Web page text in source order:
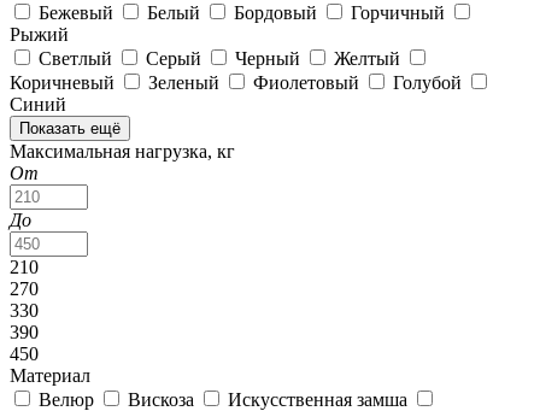
Бежевый
Белый Бордовый
Горчичный
Рыжий
Светлый
Серый Черный
Желтый
Коричневый
Зеленый Фиолетовый
Голубой
Синий
Показать ещё
Максимальная нагрузка, кг
От
До
210
270
330
390
450
Материал
Велюр
Вискоза
Искусственная замша